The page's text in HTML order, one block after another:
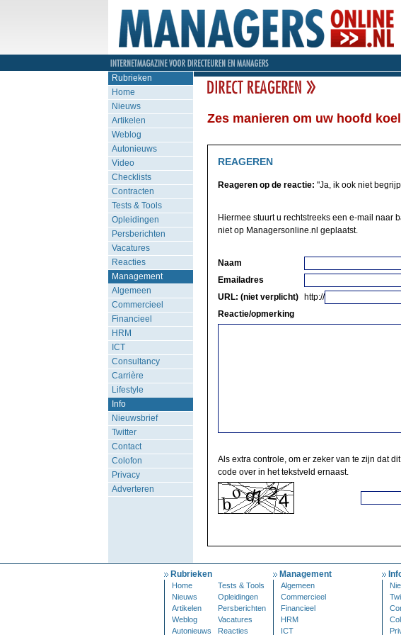
Rubrieken
Home
Nieuws
Artikelen
Weblog
Autonieuws
Video
Checklists
Contracten
Tests & Tools
Opleidingen
Persberichten
Vacatures
Reacties
Management
Algemeen
Commercieel
Financieel
HRM
ICT
Consultancy
Carrière
Lifestyle
Info
Nieuwsbrief
Twitter
Contact
Colofon
Privacy
Adverteren
Zes manieren om uw hoofd
REAGEREN
Reageren op de reactie: "Ja, ik ook niet
Hiermee stuurt u rechtstreeks een e-mail naar
niet op Managersonline.nl geplaatst.
Naam
Emailadres
URL: (niet verplicht)
http://
Reactie/opmerking
Als extra controle, om er zeker van te zijn dat
code over in het tekstveld ernaast.
Rubrieken
Home
Tests & Tools
Nieuws
Opleidingen
Artikelen
Persberichten
Weblog
Vacatures
Autonieuws
Reacties
Management
Algemeen
Commercieel
Financieel
HRM
ICT